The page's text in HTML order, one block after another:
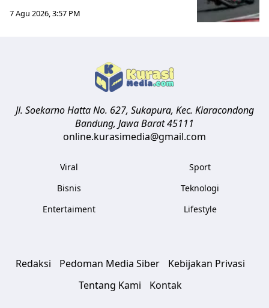
7 Agu 2026, 3:57 PM
Jl. Soekarno Hatta No. 627, Sukapura, Kec. Kiaracondong
Bandung, Jawa Barat45111
online.kurasimedia@gmail.com
Viral
Bisnis
Entertaiment
Sport
Teknologi
Lifestyle
Redaksi Pedoman Media Siber
Kebijakan Privasi
Tentang Kami
Kontak